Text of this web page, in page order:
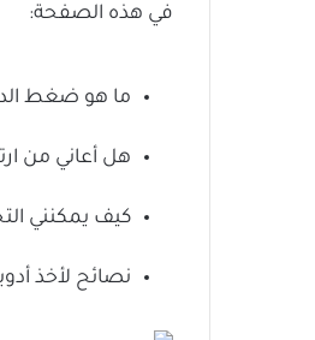
في هذه الصفحة:
ما هو ضغط
هل أعاني من
كيف يمكنني
نصائح لأخذ